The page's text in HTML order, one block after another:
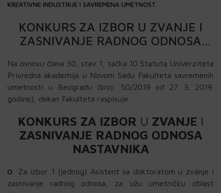
KREATIVNE INDUSTRIJE I SAVREMENA UMETNOST
KONKURS ZA IZBOR U ZVANJE I
ZASNIVANJE RADNOG ODNOSA
Na osnovu člana 30, stav 1, tačka 10 Statuta Univerziteta
Privredna akademija u Novom Sadu Fakulteta savremenih
umetnosti u Beogradu (broj: 50/2019 od 27. 3. 2019.
godine), dekan Fakulteta raspisuje
KONKURS ZA IZBOR U ZVANJE I
ZASNIVANJE RADNOG ODNOSA
NASTAVNIKA
Za izbor 1 (jednog) Asistent sa doktoratom u zvanje i
zasnivanje radnog odnosa za užu umetničku oblast